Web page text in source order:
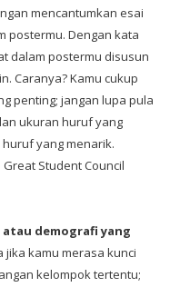
mencantumkan esai
postermu. Dengan kata
dalam postermu disusun
Caranya? Kamu cukup
penting; jangan lupa pula
ukuran huruf yang
yang menarik.
atau demografi yang
jika kamu merasa kunci
kelompok tertentu;